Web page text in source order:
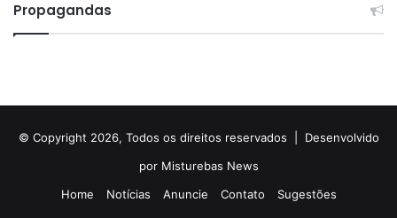
Propagandas
© Copyright 2026, Todos os direitos reservados | Desenvolvido
por Misturebas News
Home
Notícias Anuncie Contato Sugestões